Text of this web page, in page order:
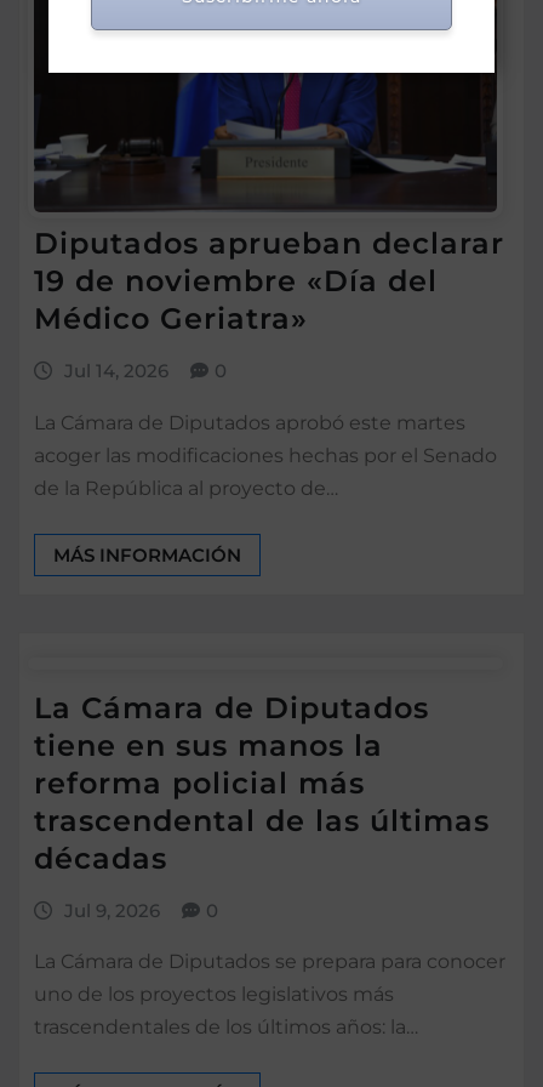
Diputados aprueban declarar
19 de noviembre «Día del
Médico Geriatra»
Jul 14, 2026 0
La Cámara de Diputados aprobó este martes
acoger las modificaciones hechas por el Senado
de la República al proyecto de…
MÁS INFORMACIÓN
La Cámara de Diputados
tiene en sus manos la
reforma policial más
trascendental de las últimas
décadas
Jul 9, 2026 0
La Cámara de Diputados se prepara para conocer
uno de los proyectos legislativos más
trascendentales de los últimos años: la…